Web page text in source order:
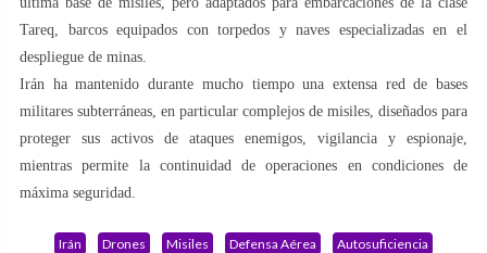
Tareq, barcos equipados con torpedos y naves especializadas en el
despliegue de minas.
Irán ha mantenido durante mucho tiempo una extensa red de bases
militares subterráneas, en particular complejos de misiles, diseñados para
proteger sus activos de ataques enemigos, vigilancia y espionaje,
mientras permite la continuidad de operaciones en condiciones de
máxima seguridad.
Irán Drones Misiles Defensa Aérea
Autosuficiencia